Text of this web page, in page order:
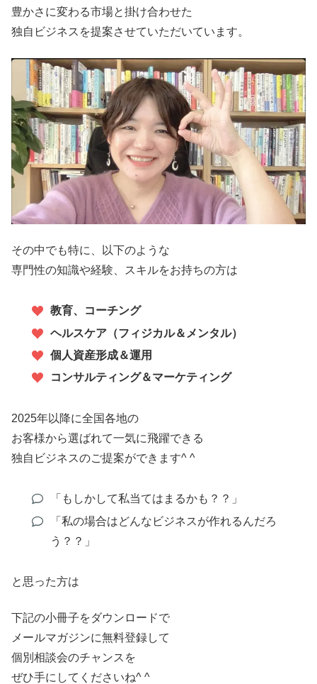
豊かさに変わる市場と掛け合わせた
独自ビジネスを提案させていただいています。
その中でも特に、以下のような
専門性の知識や経験、スキルをお持ちの方は
教育、コーチング
ヘルスケア（フィジカル＆メンタル）
個人資産形成＆運用
コンサルティング＆マーケティング
2025年以降に全国各地の
お客様から選ばれて一気に飛躍できる
独自ビジネスのご提案ができます^ ^
「もしかして私当てはまるかも？？」
「私の場合はどんなビジネスが作れるんだろ
う？？」
と思った方は
下記の小冊子をダウンロードで
メールマガジンに無料登録して
個別相談会のチャンスを
ぜひ手にしてくださいね^ ^